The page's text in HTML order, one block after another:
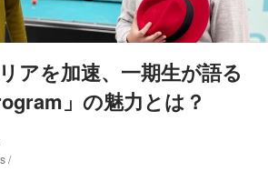
アを加速、一期生が語る
」の魅力とは？
/